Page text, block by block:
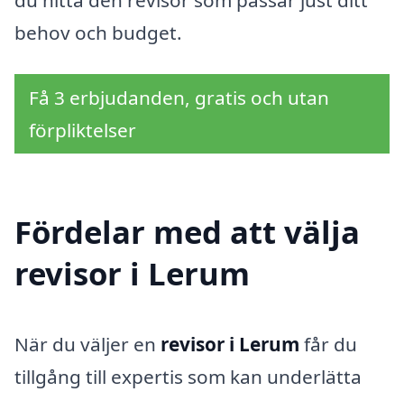
behov och budget.
Få 3 erbjudanden, gratis och utan
förpliktelser
Fördelar med att välja
revisor i Lerum
När du väljer en revisor i Lerum får du
tillgång till expertis som kan underlätta